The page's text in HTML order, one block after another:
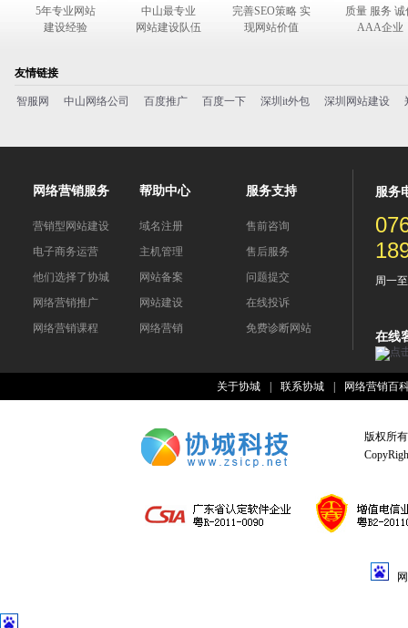
5年专业网站
建设经验
中山最专业
网站建设队伍
完善SEO策略 实
现网站价值
质量 服务 诚
AAA企业
友情链接
智服网 中山网络公司 百度推广 百度一下 深圳it外包 深圳网站建设
网络营销服务
营销型网站建设
电子商务运营
他们选择了协城
网络营销推广
网络营销课程
帮助中心
域名注册
主机管理
网站备案
网站建设
网络营销
服务支持
售前咨询
售后服务
问题提交
在线投诉
免费诊断网站
服务
周一
在线
关于协城 联系协城 网络营销百
版权所